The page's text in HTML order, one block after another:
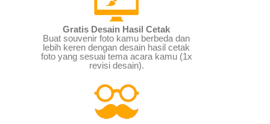
Gratis Desain Hasil Cetak
Buat souvenir foto kamu berbeda dan
lebih keren dengan desain hasil cetak
foto yang sesuai tema acara kamu (1x
revisi desain).